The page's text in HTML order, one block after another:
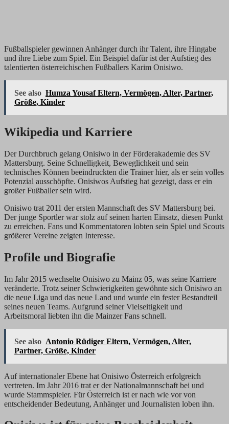
Fußballspieler gewinnen Anhänger durch ihr Talent, ihre Hingabe
und ihre Liebe zum Spiel. Ein Beispiel dafür ist der Aufstieg des
talentierten österreichischen Fußballers Karim Onisiwo.
See also Humza Yousaf Eltern, Vermögen, Alter, Partner,
Größe, Kinder
Wikipedia und Karriere
Der Durchbruch gelang Onisiwo in der Förderakademie des SV
Mattersburg. Seine Schnelligkeit, Beweglichkeit und sein
technisches Können beeindruckten die Trainer hier, als er sein volles
Potenzial ausschöpfte. Onisiwos Aufstieg hat gezeigt, dass er ein
großer Fußballer sein wird.
Onisiwo trat 2011 der ersten Mannschaft des SV Mattersburg bei.
Der junge Sportler war stolz auf seinen harten Einsatz, diesen Punkt
zu erreichen. Fans und Kommentatoren lobten sein Spiel und Scouts
größerer Vereine zeigten Interesse.
Profile und Biografie
Im Jahr 2015 wechselte Onisiwo zu Mainz 05, was seine Karriere
veränderte. Trotz seiner Schwierigkeiten gewöhnte sich Onisiwo an
die neue Liga und das neue Land und wurde ein fester Bestandteil
seines neuen Teams. Aufgrund seiner Vielseitigkeit und
Arbeitsmoral liebten ihn die Mainzer Fans schnell.
See also Antonio Rüdiger Eltern, Vermögen, Alter,
Partner, Größe, Kinder
Auf internationaler Ebene hat Onisiwo Österreich erfolgreich
vertreten. Im Jahr 2016 trat er der Nationalmannschaft bei und
wurde Stammspieler. Für Österreich ist er nach wie vor von
entscheidender Bedeutung, Anhänger und Journalisten loben ihn.